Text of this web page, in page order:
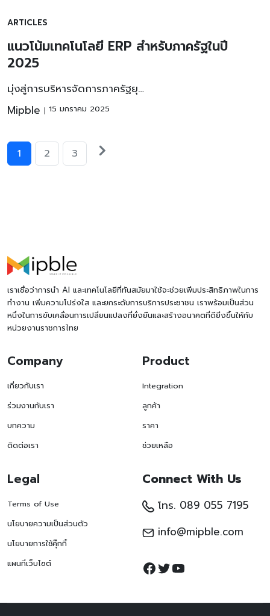
ARTICLES
แนวโน้มเทคโนโลยี ERP สำหรับภาครัฐในปี
2025
มุ่งสู่การบริหารจัดการภาครัฐยุ…
Mipble
15 มกราคม 2025
Posts
pagination
1 2 3
Next
posts
เราเชื่อว่าการนำ AI และเทคโนโลยีที่ทันสมัยมาใช้จะช่วยเพิ่มประสิทธิภาพในการ
ทำงาน เพิ่มความโปร่งใส และยกระดับการบริการประชาชน เราพร้อมเป็นส่วน
หนึ่งในการขับเคลื่อนการเปลี่ยนแปลงที่ยั่งยืนและสร้างอนาคตที่ดียิ่งขึ้นให้กับ
หน่วยงานราชการไทย
Company
เกี่ยวกับเรา
ร่วมงานกับเรา
บทความ
ติดต่อเรา
Product
Integration
ลูกค้า
ราคา
ช่วยเหลือ
Legal
Terms of Use
นโยบายความเป็นส่วนตัว
นโยบายการใช้คุ๊กกี้
แผนที่เว็บไซต์
Connect With Us
โทร. 089 055 7195
info@mipble.com
Facebook
Twitter
YouTube